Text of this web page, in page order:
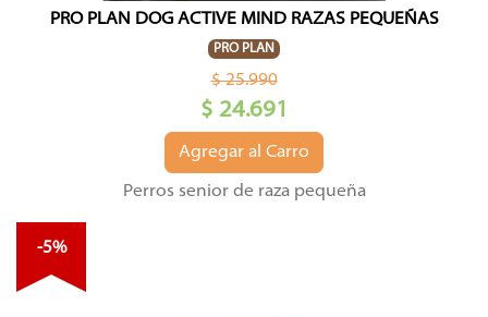
PRO PLAN DOG ACTIVE MIND RAZAS PEQUEÑAS
PRO PLAN
$ 25.990
$ 24.691
Agregar al Carro
Perros senior de raza pequeña
-5%